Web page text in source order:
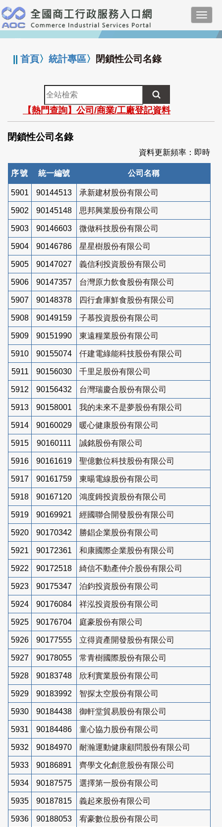
跳
到
主
要
:::
||首頁〉統計專區〉 閉鎖性公司名錄
全
站
檢
索
【熱門查詢】公司/商業/工廠登記資料
閉鎖性公司名錄
資料更新頻率：即時
序號 統一編號 公司名稱
5901 90144513 承新建材股份有限公司
5902 90145148 思邦興業股份有限公司
5903 90146603 微做科技股份有限公司
5904 90146786 星星樹股份有限公司
5905 90147027 義信利投資股份有限公司
5906 90147357 台灣原力飲食股份有限公司
5907 90148378 四行倉庫鮮食股份有限公司
5908 90149159 子慕投資股份有限公司
5909 90151990 東遠糧業股份有限公司
5910 90155074 仟建電綠能科技股份有限公司
5911 90156030 千里足股份有限公司
5912 90156432 台灣瑞慶合股份有限公司
5913 90158001 我的未來不是夢股份有限公司
5914 90160029 暖心健康股份有限公司
5915 90160111 誠銘股份有限公司
5916 90161619 聖億數位科技股份有限公司
5917 90161759 東暘電線股份有限公司
5918 90167120 鴻度鉧投資股份有限公司
5919 90169921 經國聯合開發股份有限公司
5920 90170342 勝錩企業股份有限公司
5921 90172361 和康國際企業股份有限公司
5922 90172518 綺信不動產仲介股份有限公司
5923 90175347 泊鈞投資股份有限公司
5924 90176084 祥泓投資股份有限公司
5925 90176704 庭豪股份有限公司
5926 90177555 立得資產開發股份有限公司
5927 90178055 常青樹國際股份有限公司
5928 90183748 欣利實業股份有限公司
5929 90183992 智探太空股份有限公司
5930 90184438 御軒堂貿易股份有限公司
5931 90184486 童心協力股份有限公司
5932 90184970 耐瀚運動健康顧問股份有限公司
5933 90186891 齊學文化創意股份有限公司
5934 90187575 選擇第一股份有限公司
5935 90187815 義起來股份有限公司
5936 90188053 宥豪數位股份有限公司